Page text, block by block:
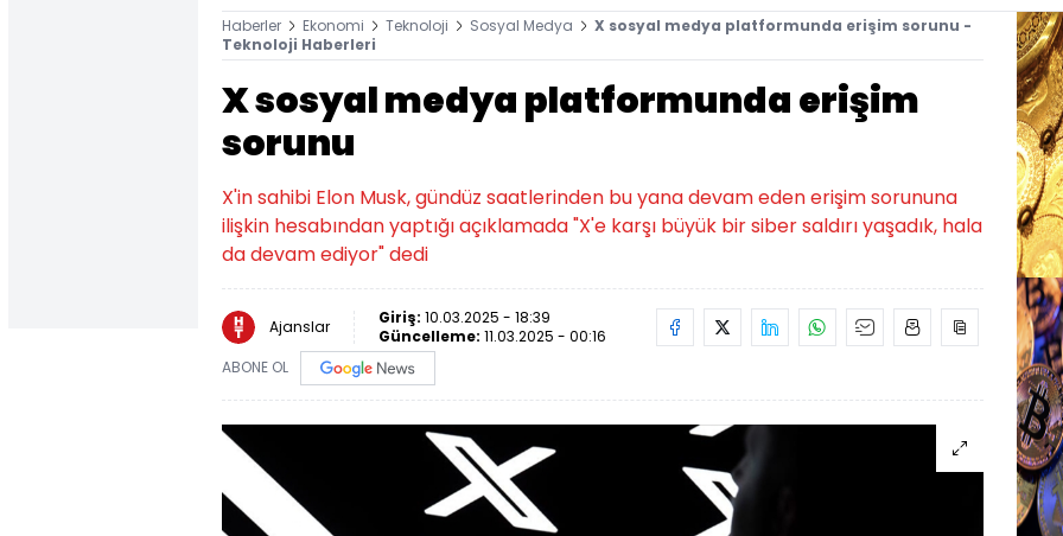
Haberler Ekonomi Teknoloji Sosyal Medya
X sosyal medya platformunda erişim sorunu -
Teknoloji Haberleri
X sosyal medya platformunda erişim
sorunu
X'in sahibi Elon Musk, gündüz saatlerinden bu yana devam eden erişim sorununa
ilişkin hesabından yaptığı açıklamada "X'e karşı büyük bir siber saldırı yaşadık, hala
da devam ediyor" dedi
Ajanslar Giriş: 10.03.2025 - 18:39
Güncelleme: 11.03.2025 - 00:16
ABONE OL